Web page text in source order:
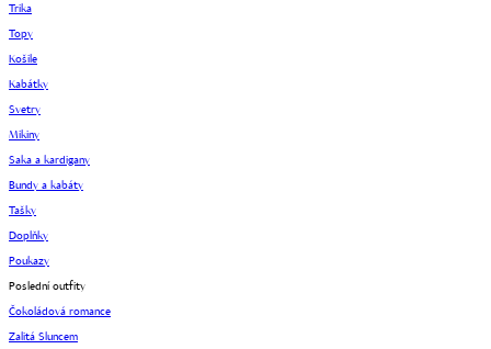
Trika
Topy
Košile
Kabátky
Svetry
Mikiny
Saka a kardigany
Bundy a kabáty
Tašky
Doplňky
Poukazy
Poslední outfity
Čokoládová romance
Zalitá Sluncem